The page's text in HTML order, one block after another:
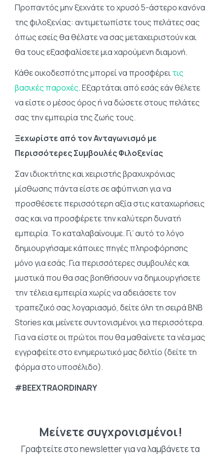
Προπαντός μην ξεχνάτε το χρυσό 5-άστερο κανόνα
της φιλοξενίας: αντιμετωπίστε τους πελάτες σας
όπως εσείς θα θέλατε να σας μεταχειριστούν και
θα τους εξασφαλίσετε μια χαρούμενη διαμονή.
Κάθε οικοδεσπότης μπορεί να προσφέρειτις
βασικές παροχές. Εξαρτάται από εσάς εάν θέλετε
να είστε ο μέσος όρος ή να δώσετε στους πελάτες
σας την εμπειρία της ζωής τους.
Ξεχωρίστε από τον Ανταγωνισμό με
Περισσότερες Συμβουλές Φιλοξενίας
Σαν ιδιοκτήτης και χειριστής βραχυχρόνιας
μίσθωσης πάντα είστε σε αφύπνιση για να
προσθέσετε περισσότερη αξία στις καταχωρήσεις
σας και να προσφέρετε την καλύτερη δυνατή
εμπειρία. Το καταλαβαίνουμε. Γι’ αυτό το λόγο
δημιουργήσαμε κάποιες πηγές πληροφόρησης
μόνο για εσάς. Για περισσότερες συμβουλές και
μυστικά που θα σας βοηθήσουν να δημιουργήσετε
την τέλεια εμπειρία χωρίς να αδειάσετε τον
τραπεζικό σας λογαριασμό, δείτε όλη τη σειρά BNB
Stories και μείνετε συντονισμένοι για περισσότερα.
Για να είστε οι πρώτοι που θα μαθαίνετε τα νέα μας
εγγραφείτε στο ενημερωτικό μας δελτίο (δείτε τη
φόρμα στο υποσέλιδο).
#BEEXTRAORDINARY
Μείνετε συγχρονισμένοι!
Γραφτείτε στο newsletter για να λαμβάνετε τα